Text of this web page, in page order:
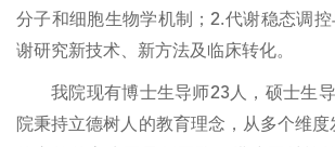
分子和细胞生物学机制；2.代谢稳态调
谢研究新技术、新方法及临床转化。
我院现有博士生导师23人，硕士生
院秉持立德树人的教育理念，从多个维